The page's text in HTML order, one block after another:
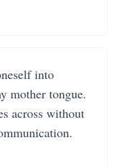
into
mother tongue.
across without